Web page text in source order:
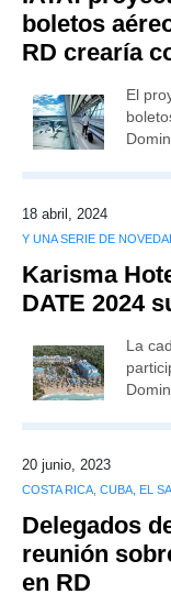
boletos
RD crearía
El
18 abril, 2024
Y UNA SERIE DE
Karisma
DATE 2024
La
20 junio, 2023
COSTA RICA, CUBA, EL
Delegados
reunión
en RD